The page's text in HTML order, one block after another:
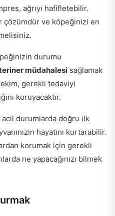
ağrıyı hafifletebilir.
çözümdür ve köpeğinizi en
durumu
müdahalesi sağlamak
gerekli tedaviyi
koruyacaktır.
acil durumlarda doğru ilk
hayatını kurtarabilir.
korumak için gerekli
ne yapacağınızı bilmek